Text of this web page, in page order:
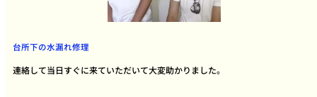
台所下の水漏れ修理
連絡して当日すぐに来ていただいて大変助かりました。